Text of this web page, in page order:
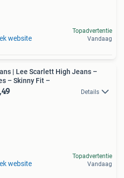
website
Topadvertentie
Vandaag
| Lee Scarlett High Jeans –
– Skinny Fit –
Details
website
Topadvertentie
Vandaag